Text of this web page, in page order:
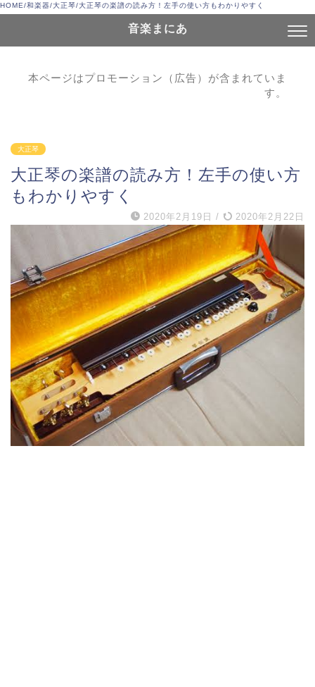
HOME/和楽器/大正琴/大正琴の楽譜の読み方！左手の使い方もわかりやすく
音楽まにあ
本ページはプロモーション（広告）が含まれていま
す。
大正琴
大正琴の楽譜の読み方！左手の使い方
もわかりやすく
2020年2月19日 / 2020年2月22日